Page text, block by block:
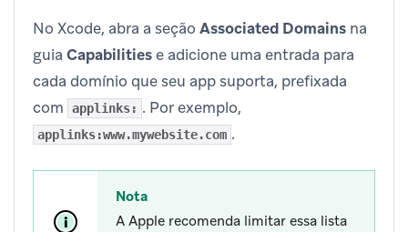
No Xcode, abra a seção Associated Domains na
guia Capabilitiese adicione uma entrada para
cada domínio que seu app suporta, prefixada
com
applinks: . Por exemplo,
applinks:www.mywebsite.com .
Nota
A Apple recomenda limitar essa lista